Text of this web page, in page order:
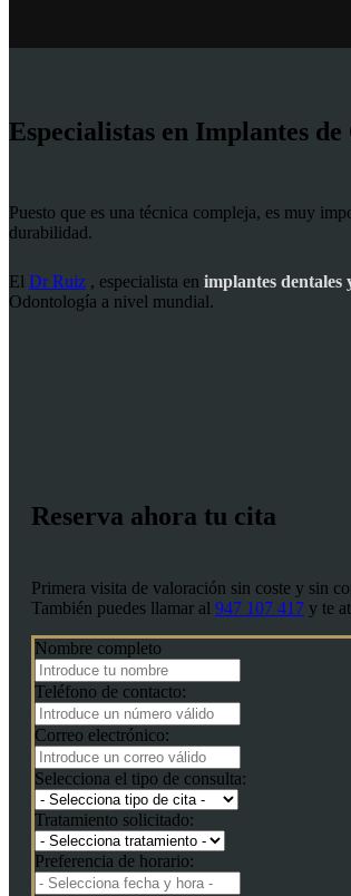
Especialistas en Implantes
Puesto que es una técnica compleja, es muy
durabilidad.
El Dr Ruiz , especialista en implantes dentales
Odontología a nivel mundial.
Reserva ahora tu cita
Primera visita de valoración sin coste y sin
También puedes llamar al 947 107 417 y te
Nombre completo
Teléfono de contacto:
Correo electrónico:
Selecciona el tipo de consulta:
Tratamiento solicitado:
Preferencia de horario: